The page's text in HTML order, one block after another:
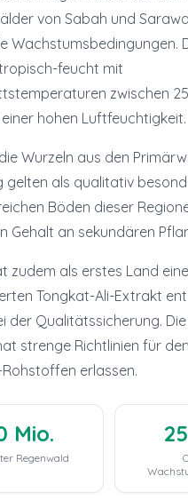
von Sabah und
Wachstumsbedingungen.
feucht mit
zwischen
einer hohen Luftfeuchtigkeit.
Wurzeln aus den
gelten als qualitativ
Böden dieser
Gehalt an sekundären
zudem als erstes Land
Tongkat-Ali-Extrakt
der Qualitätssicherung.
strenge Richtlinien für
erlassen.
Mio.
Regenwald